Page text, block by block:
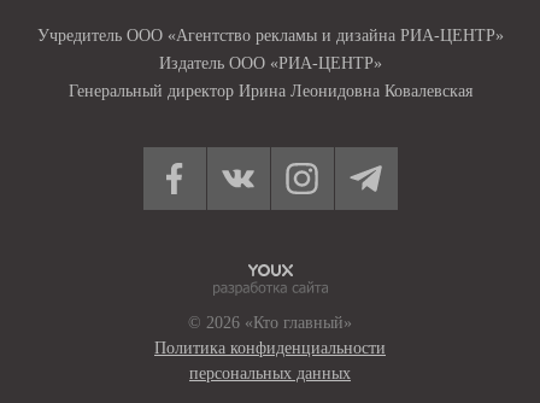
Учредитель ООО «Агентство рекламы и дизайна РИА-ЦЕНТР»
Издатель ООО «РИА-ЦЕНТР»
Генеральный директор Ирина Леонидовна Ковалевская
© 2026 «Кто главный»
Политика конфиденциальности
персональных данных